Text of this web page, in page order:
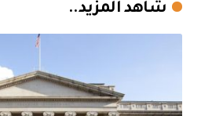
شاهد المزيد..